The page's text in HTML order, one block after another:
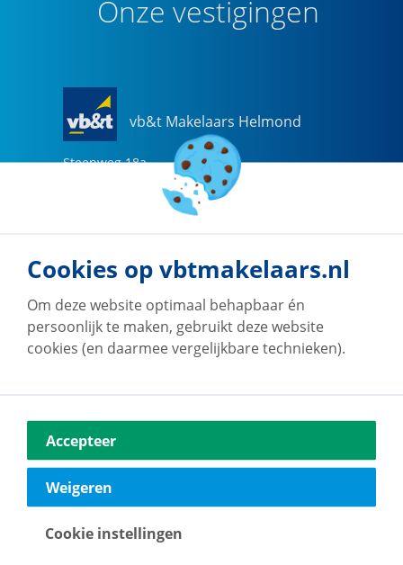
Onze vestigingen
vb&t Makelaars Helmond
Steenweg 18a
helmond@vbtmakelaars.nl
Naar vestiging
Vestdijk 180
5611 CZ Eindhoven
040-2696949
Cookies op vbtmakelaars.nl
Om deze website optimaal behapbaar én
persoonlijk te maken, gebruikt deze website
cookies (en daarmee vergelijkbare technieken).
Accepteer
Weigeren
Cookie instellingen